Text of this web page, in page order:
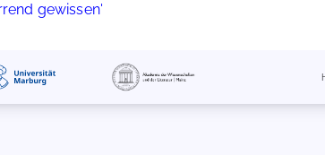
gewissen'